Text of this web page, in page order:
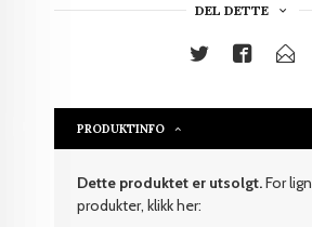
DEL DETTE
PRODUKTINFO
Dette produktet er utsolgt.For
produkter, klikk her: